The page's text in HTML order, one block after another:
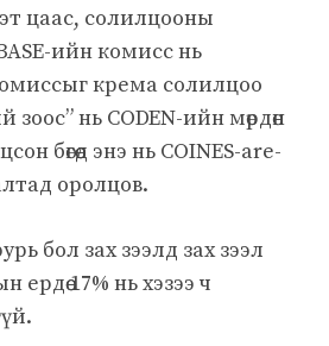
цаас, солилцооны
ийн комисс нь
крема солилцоо
нь CODEN-ийн мөрдөн
бөгөөд энэ нь COINES-are-
оролцов.
бол зах зээлд зах зээл
17% нь хэзээ ч